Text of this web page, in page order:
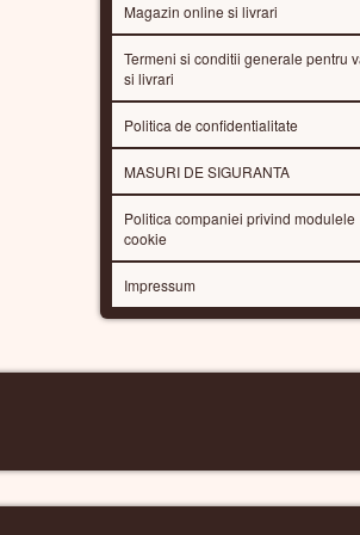
Magazin online si livrari
Termeni si conditii generale pentru
si livrari
Politica de confidentialitate
MASURI DE SIGURANTA
Politica companiei privind modulele
cookie
Impressum